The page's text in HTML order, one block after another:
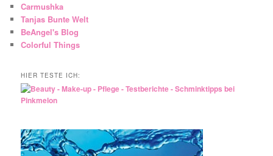
Carmushka
Tanjas Bunte Welt
BeAngel's Blog
Colorful Things
HIER TESTE ICH: